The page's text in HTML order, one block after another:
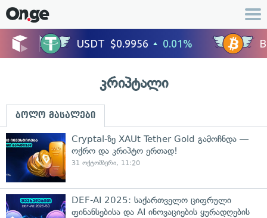
კრიპტალი
ბოლო მასალები
Cryptal-ზე XAUt Tether Gold გამოჩნდა —
ოქრო და კრიპტო ერთად!
31 ოქტომბერი, 11:20
DEF-AI 2025: საქართველო ციფრული
ფინანსებისა და AI ინოვაციების ყურადღების